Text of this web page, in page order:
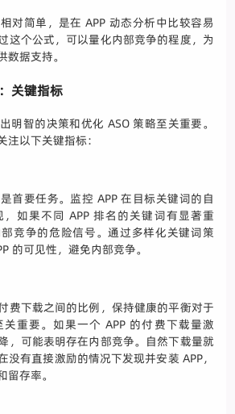
对简单，是在 APP 动态分析中比较容易
这个公式，可以量化内部竞争的程度，为
据支持。
关键指标
明智的决策和优化 ASO 策略至关重要。
以下关键指标：
首要任务。监控 APP 在目标关键词的自
如果不同 APP 排名的关键词有显著重
竞争的危险信号。通过多样化关键词策
的可见性，避免内部竞争。
费下载之间的比例，保持健康的平衡对于
关重要。如果一个 APP 的付费下载量激
，可能表明存在内部竞争。自然下载量就
没有直接激励的情况下发现并安装 APP，
存率。